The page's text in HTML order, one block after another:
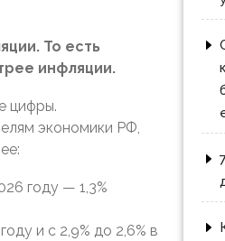
То есть
инфляции.
цифры.
экономики РФ,
году — 1,3%
и с 2,9% до 2,6% в